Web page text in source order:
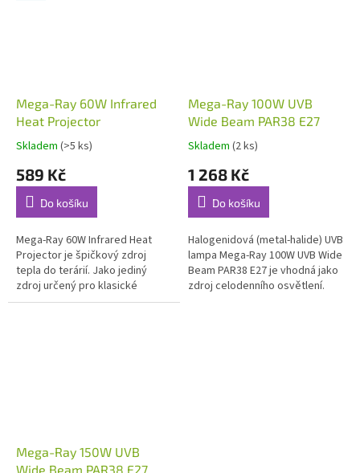
Mega-Ray 60W Infrared
Heat Projector
Skladem (>5 ks)
589 Kč
Do košíku
Mega-Ray 60W Infrared Heat
Projector je špičkový zdroj
tepla do terárií. Jako jediný
zdroj určený pro klasické
objímky E 27 vyzařuje dva druhy
Mega-Ray 100W UVB
Wide Beam PAR38 E27
Skladem (2 ks)
1 268 Kč
Do košíku
Halogenidová (metal-halide) UVB
lampa Mega-Ray 100W UVB Wide
Beam PAR38 E27 je vhodná jako
zdroj celodenního osvětlení.
Mega-Ray 150W UVB
Wide Beam PAR38 E27